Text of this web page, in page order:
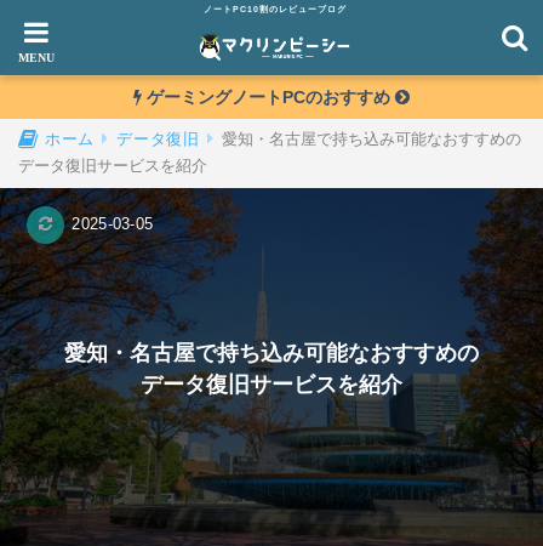
ノートPC10割のレビューブログ
ゲーミングノートPCのおすすめ
ホーム データ復旧
愛知・名古屋で持ち込み可能なおすすめの
データ復旧サービスを紹介
愛知・名古屋で持ち込み可能なおすすめの
データ復旧サービスを紹介
2025-03-05